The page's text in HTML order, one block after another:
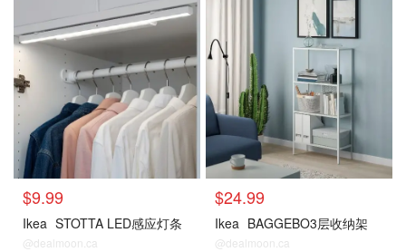
$9.99
Ikea STOTTA LED感应灯条
@dealmoon.ca
$24.99
Ikea BAGGEBO3层收纳架
@dealmoon.ca